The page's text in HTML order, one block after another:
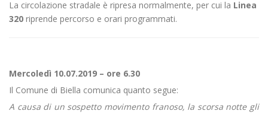
La circolazione stradale è ripresa normalmente, per cui la Linea
320 riprende percorso e orari programmati.
Mercoledì 10.07.2019 – ore 6.30
Il Comune di Biella comunica quanto segue:
A causa di un sospetto movimento franoso, la scorsa notte gli